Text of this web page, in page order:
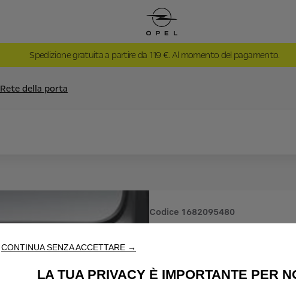
Spedizione gratuita a partire da 119 €. Al momento del pagamento.
Rete della porta
Codice 1682095480
RETE
53,89 €IVA inclusa/Unità
CONTINUA SENZA ACCETTARE →
LA TUA PRIVACY È IMPORTANTE PER